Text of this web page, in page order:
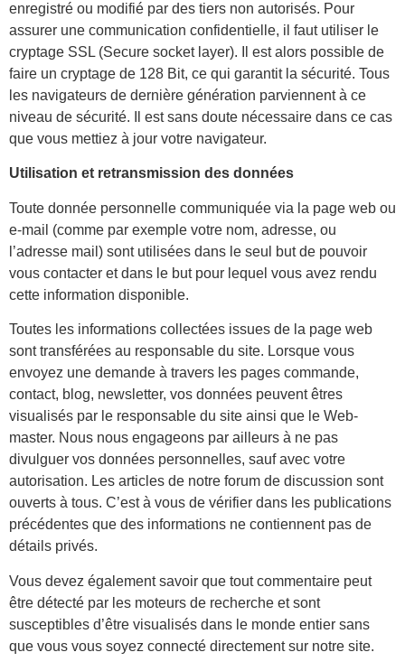
enregistré ou modifié par des tiers non autorisés. Pour
assurer une communication confidentielle, il faut utiliser le
cryptage SSL (Secure socket layer). Il est alors possible de
faire un cryptage de 128 Bit, ce qui garantit la sécurité. Tous
les navigateurs de dernière génération parviennent à ce
niveau de sécurité. Il est sans doute nécessaire dans ce cas
que vous mettiez à jour votre navigateur.
Utilisation et retransmission des données
Toute donnée personnelle communiquée via la page web ou
e-mail (comme par exemple votre nom, adresse, ou
l’adresse mail) sont utilisées dans le seul but de pouvoir
vous contacter et dans le but pour lequel vous avez rendu
cette information disponible.
Toutes les informations collectées issues de la page web
sont transférées au responsable du site. Lorsque vous
envoyez une demande à travers les pages commande,
contact, blog, newsletter, vos données peuvent êtres
visualisés par le responsable du site ainsi que le Web-
master. Nous nous engageons par ailleurs à ne pas
divulguer vos données personnelles, sauf avec votre
autorisation. Les articles de notre forum de discussion sont
ouverts à tous. C’est à vous de vérifier dans les publications
précédentes que des informations ne contiennent pas de
détails privés.
Vous devez également savoir que tout commentaire peut
être détecté par les moteurs de recherche et sont
susceptibles d’être visualisés dans le monde entier sans
que vous vous soyez connecté directement sur notre site.